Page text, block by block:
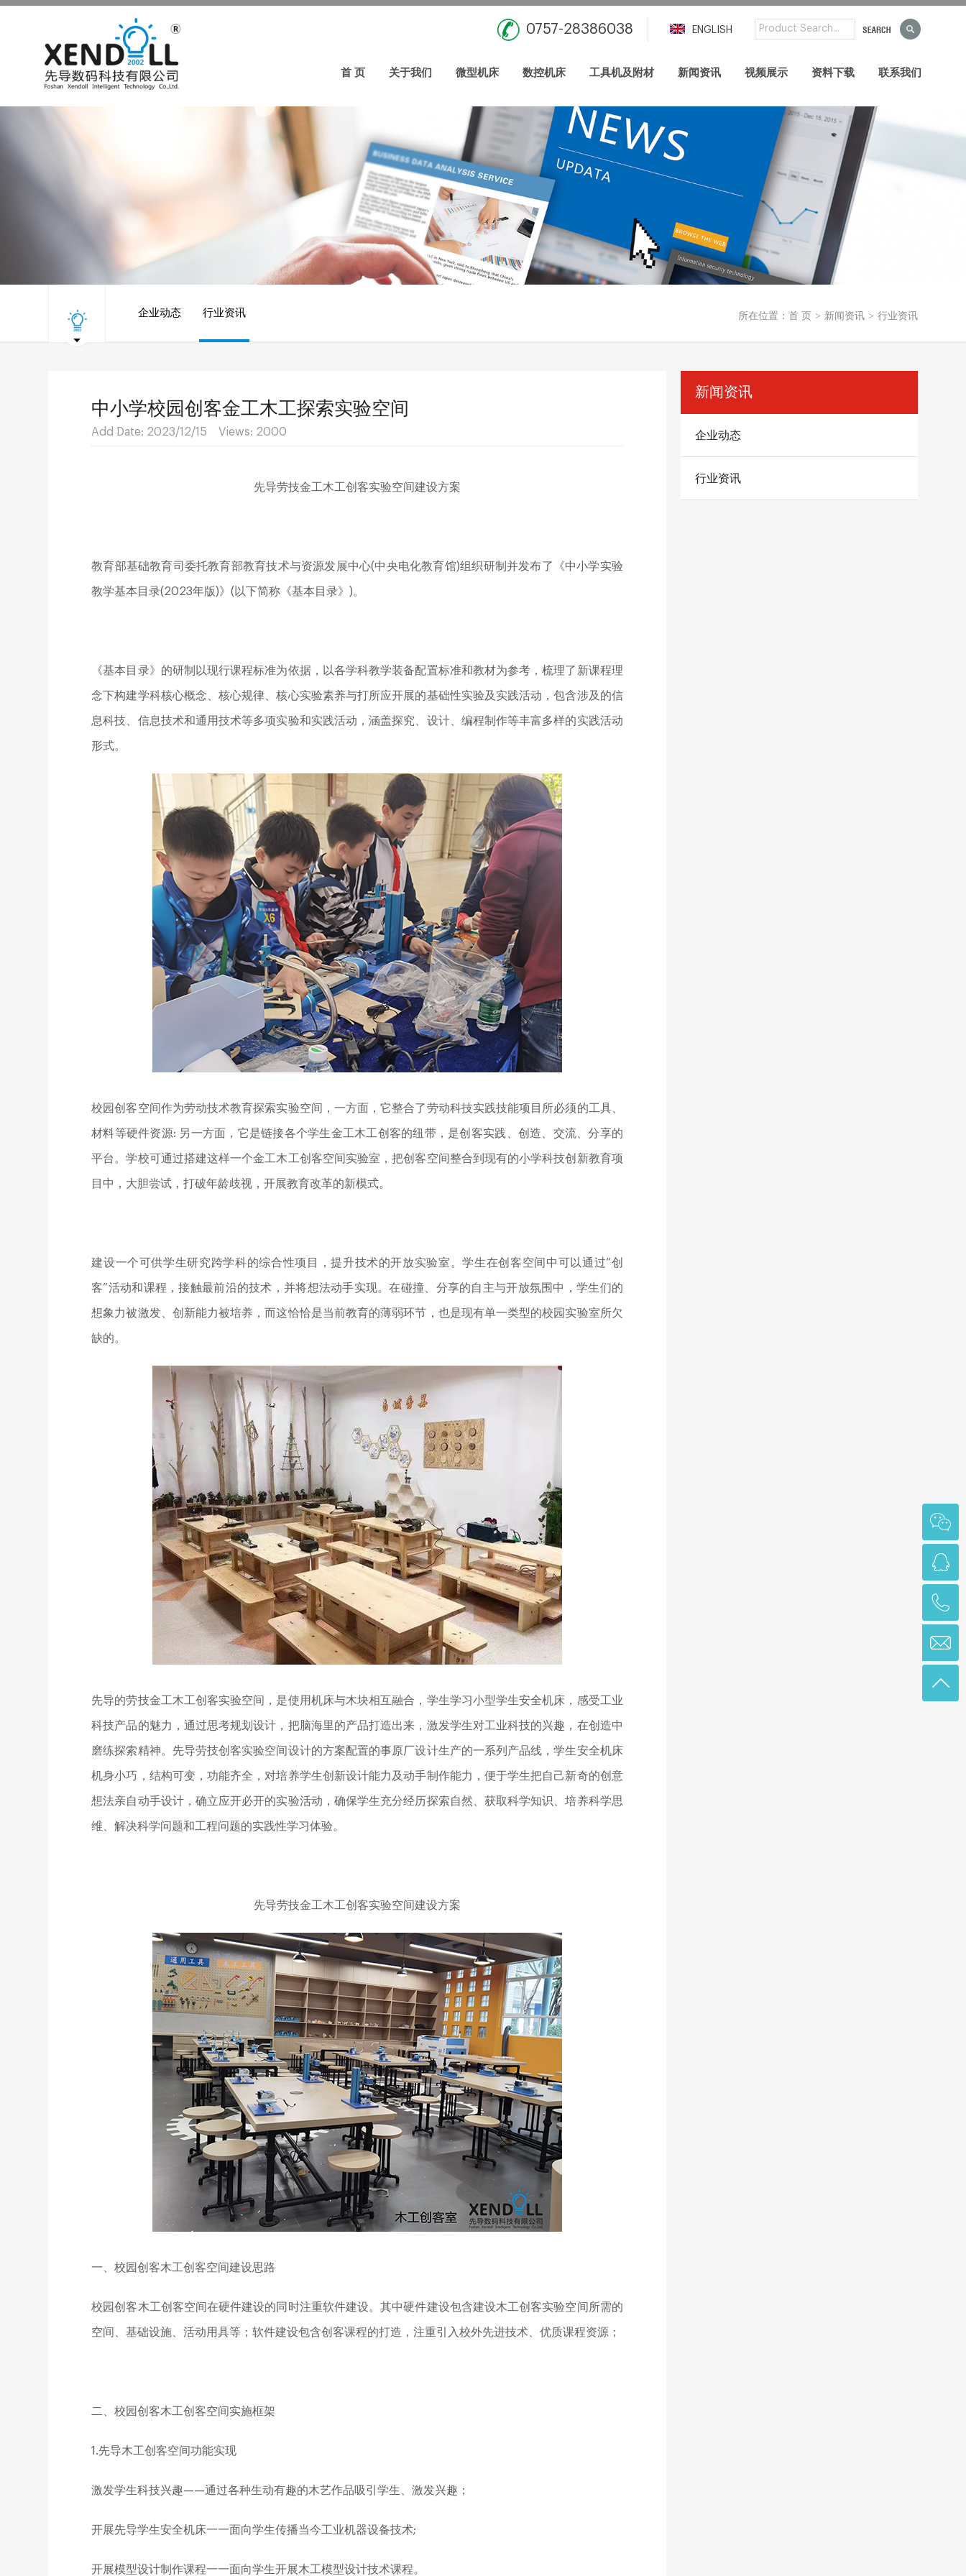
0757-28386038 ENGLISH
首 页 关于我们 微型机床 数控机床 工具机及附材 新闻资讯 视频展示 资料下载 联系我们
企业动态 行业资讯 所在位置： 首 页 > 新闻资讯 > 行业资讯
中小学校园创客金工木工探索实验空间
Add Date: 2023/12/15 Views: 2000
先导劳技金工木工创客实验空间建设方案
教育部基础教育司委托教育部教育技术与资源发展中心(中央电化教育馆)组织研制并发布了《中小学实验
教学基本目录(2023年版)》( 以下简称《基本目录》 )。
《基本目录》的研制以现行课程标准为依据，以各学科教学装备配置标准和教材为参考，梳理了新课程理
念下构建学科核心概念、核心规律、核心实验素养与打所应开展的基础性实验及实践活动，包含涉及的信
息科技、信息技术和通用技术等多项实验和实践活动，涵盖探究、设计、编程制作等丰富多样的实践活动
形式。
校园创客空间作为劳动技术教育探索实验空间，一方面，它整合了劳动科技实践技能项目 所必须的工具、
材料等硬件资源: 另一方面，它是链接各个学生金工木工创客的纽带，是创客实践、创造、交流、分享的
平台。学校可通过搭建这样一个金工木工创客空间实验室，把创客空间整合到现有的小学科技创新教育项
目中，大胆尝试，打破年龄歧视，开展教育改革的新模式。
建设一个可供学生研究跨学科的综合性项目，提升技术的开放实验室。学生在创客空间中可以通过“创
客”活动和课程，接触最前沿的技术，并将想法动手实现。在碰撞、分享的自主与开放氛围中，学生们的
想象力被激发、创新能力被培养，而这恰恰是当前教育的薄弱环节，也是现有单一类型的校园实验室所欠
缺的。
先导的劳技金工木工创客实验空间，是使用机床与木块相互融合，学生学习小型学生安全机床，感受工业
科技产品的魅力，通过思考规划设计，把脑海里的产品打造出来，激发学生对工业科技的兴趣，在创造中
磨练探索精神。先导劳技创客实验空间设计的方案配置的事原厂设计生产的一系列产品线，学生安全机床
机身小巧，结构可变，功能齐全，对培养学生创新设计能力及动手制作能力，便于学生把自己新奇的创意
想法亲自动手设计，确立应开必开的实验活动，确保学生充分经历探索自然、获取科学知识、培养科学思
维、解决科学问题和工程问题的实践性学习体验。
先导劳技金工木工创客实验空间建设方案
一、校园创客木工创客空间建设思路
校园创客木工创客空间在硬件建设的同时注重软件建设。其中硬件建设包含建设木工创客实验空间 所需的
空间、基础设施、活动用具等；软件建设包含创客课程的打造，注重引入校外先进技术、优质课程资源；
二、校园创客木工创客空间实施框架
1.先导木工创客空间功能实现
激发学生科技兴趣——通过各种生动有趣的木艺作品吸引学生、激发兴趣；
开展先导学生安全机床一一面向学生传播当今工业机器设备技术;
开展模型设计制作课程一一面向学生开展木工模型设计技术课程。
新闻资讯
企业动态
行业资讯